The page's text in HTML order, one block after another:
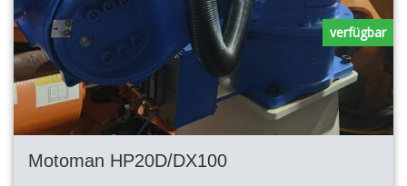
Motoman HP20D/DX100
verfügbar